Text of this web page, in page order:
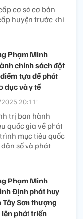
cơ sở cơ bản
huyện trước khi
Phạm Minh
chính sách đột
tựa để phát
dục và y tế
20:11’
trị ban hành
quốc gia về phát
mục tiêu quốc
số và phát
Phạm Minh
Định phát huy
Tây Sơn thượng
phát triển